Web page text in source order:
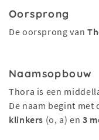
Oorsprong
De oorsprong van
Naamsopbouw
Thora is een
De naam begint met
klinkers (o, a) en3